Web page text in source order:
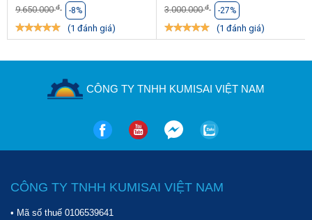
9.650.000đ -8%
(1 đánh giá)
3.000.000đ -27%
(1 đánh giá)
CÔNG TY TNHH KUMISAI VIỆT NAM
CÔNG TY TNHH KUMISAI VIỆT NAM
• Mã số thuế 0106539641